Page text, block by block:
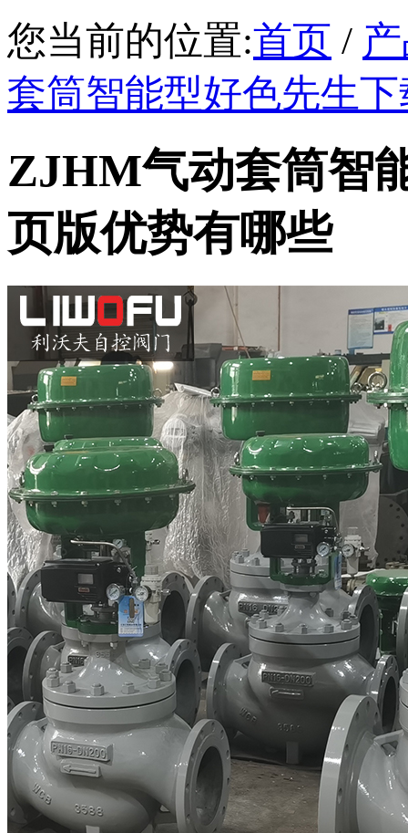
您当前的位置:首页 /
套筒智能型好色先生
ZJHM气动套筒智
页版优势有哪些